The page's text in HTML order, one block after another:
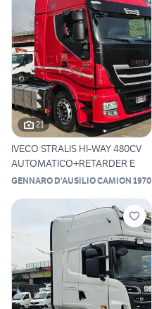
21
IVECO STRALIS HI-WAY 480CV
AUTOMATICO+RETARDER E
GENNARO D'AUSILIO CAMION 1970